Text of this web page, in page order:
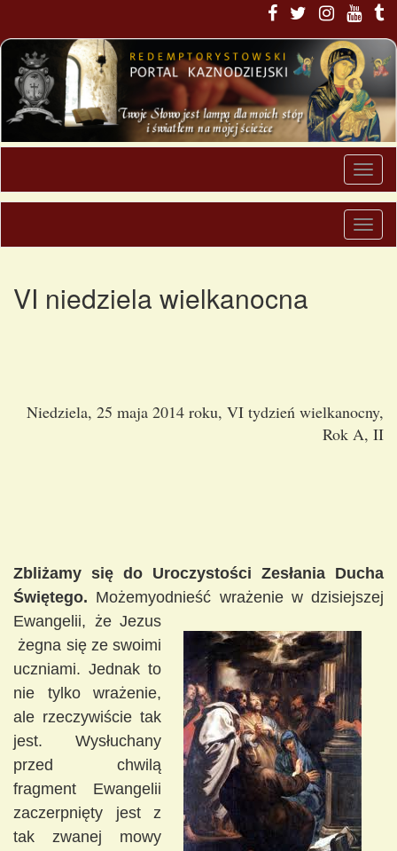
VI niedziela wielkanocna
Niedziela, 25 maja 2014 roku, VI tydzień wielkanocny,
Rok A, II
Zbliżamy się do Uroczystości Zesłania Ducha
Świętego. Możemyodnieść wrażenie w dzisiejszej
Ewangelii, że Jezus
żegna się ze swoimi
uczniami. Jednak to
nie tylko wrażenie,
ale rzeczywiście tak
jest. Wysłuchany
przed chwilą
fragment Ewangelii
zaczerpnięty jest z
tak zwanej mowy